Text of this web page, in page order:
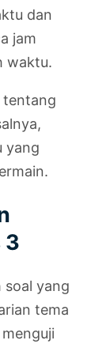
dan
jam
waktu.
tentang
yang
3
soal yang
tema